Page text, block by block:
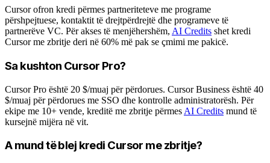
Cursor ofron kredi përmes partneriteteve me programe
përshpejtuese, kontaktit të drejtpërdrejtë dhe programeve të
partnerëve VC. Për akses të menjëhershëm, AI Credits shet kredi
Cursor me zbritje deri në 60% më pak se çmimi me pakicë.
Sa kushton Cursor Pro?
Cursor Pro është 20 $/muaj për përdorues. Cursor Business është 40
$/muaj për përdorues me SSO dhe kontrolle administratorësh. Për
ekipe me 10+ vende, kreditë me zbritje përmes AI Credits mund të
kursejnë mijëra në vit.
A mund të blej kredi Cursor me zbritje?